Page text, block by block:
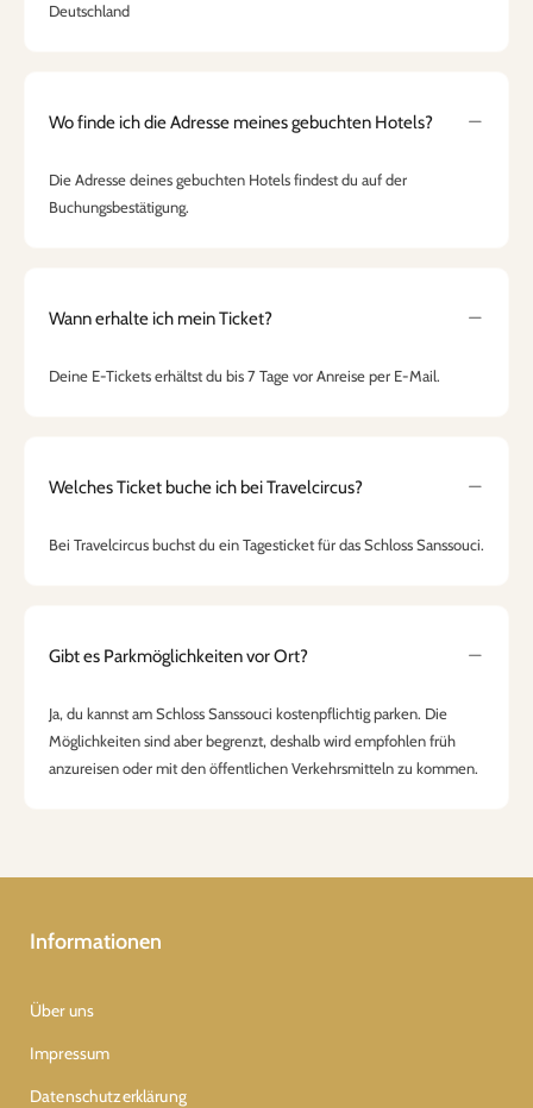
Deutschland
Wo finde ich die Adresse meines gebuchten Hotels?
Die Adresse deines gebuchten Hotels findest du auf der
Buchungsbestätigung.
Wann erhalte ich mein Ticket?
Deine E-Tickets erhältst du bis 7 Tage vor Anreise per E-Mail.
Welches Ticket buche ich bei Travelcircus?
Bei Travelcircus buchst du ein Tagesticket für das Schloss Sanssouci.
Gibt es Parkmöglichkeiten vor Ort?
Ja, du kannst am Schloss Sanssouci kostenpflichtig parken. Die
Möglichkeiten sind aber begrenzt, deshalb wird empfohlen früh
anzureisen oder mit den öffentlichen Verkehrsmitteln zu kommen.
Informationen
Über uns
Impressum
Datenschutzerklärung